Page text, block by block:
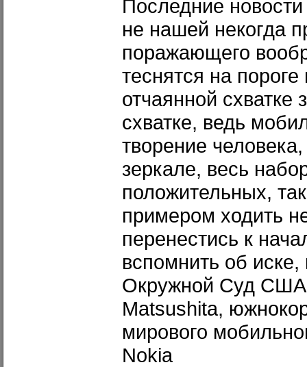
Последние
не нашей некогда
поражающего
теснятся на
отчаянной
схватке, ведь
творение
зеркале, весь
положительных,
примером ходить
перенестись к
вспомнить об
Окружной Суд США
Matsushita,
мирового
Nokia